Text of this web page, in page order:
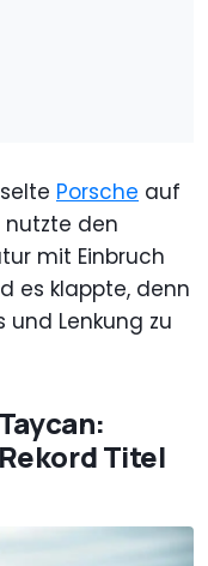
Porsche auf
nutzte den
mit Einbruch
es klappte, denn
Lenkung zu
Titel